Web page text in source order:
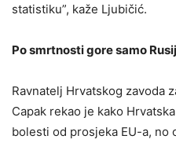
statistiku”, kaže Ljubičić.
Po smrtnosti gore samo
Ravnatelj Hrvatskog zavoda
Capak rekao je kako
bolesti od prosjeka EU-a, no